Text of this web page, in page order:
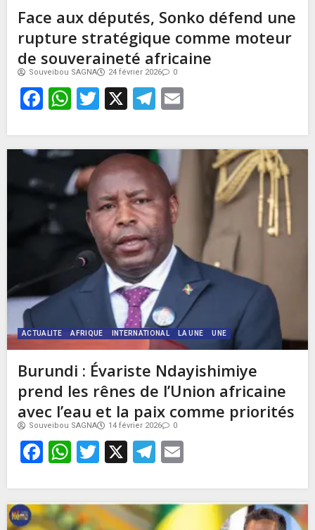
Face aux députés, Sonko défend une
rupture stratégique comme moteur
de souveraineté africaine
Souveibou SAGNA 24 février 2026 0
Facebook
WhatsApp
Twitter
X Telegram
ACTUALITE AFRIQUE INTERNATIONAL LA UNE UNE
Burundi : Évariste Ndayishimiye
prend les rênes de l’Union africaine
avec l’eau et la paix comme priorités
Souveibou SAGNA 14 février 2026 0
Facebook
WhatsApp
Twitter
X Telegram